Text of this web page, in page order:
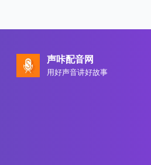
声咔配音网
用好声音讲好故事